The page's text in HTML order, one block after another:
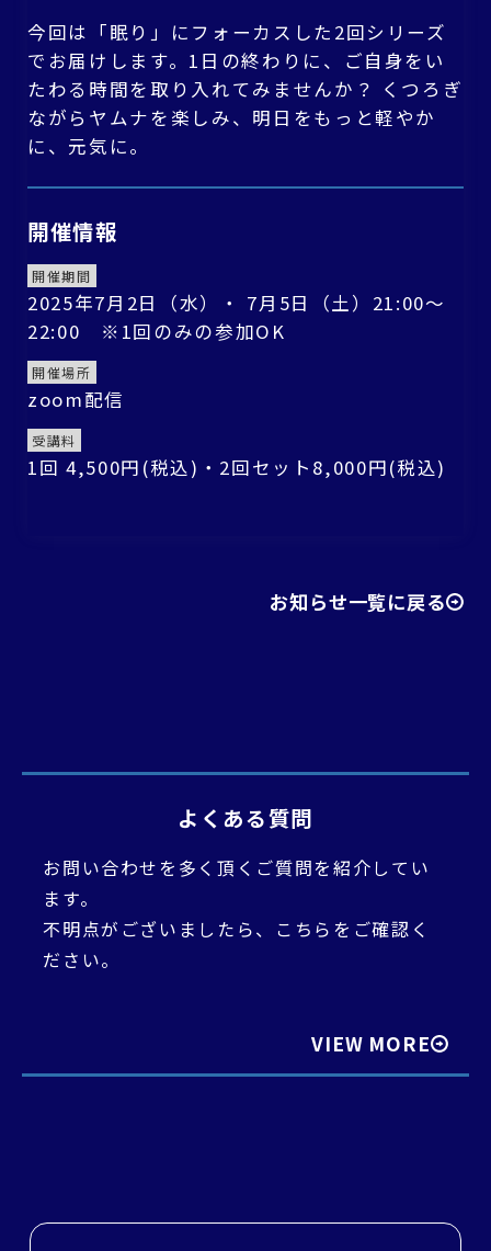
今回は「眠り」にフォーカスした2回シリーズ
でお届けします。1日の終わりに、ご自身をい
たわる時間を取り入れてみませんか？ くつろぎ
ながらヤムナを楽しみ、明日をもっと軽やか
に、元気に。
開催情報
開催期間
2025年7月2日（水）・ 7月5日（土）21:00〜
22:00 ※1回のみの参加OK
開催場所
zoom配信
受講料
1回 4,500円(税込)・2回セット8,000円(税込)
お知らせ一覧に戻る
よくある質問
お問い合わせを多く頂くご質問を紹介してい
ます。
不明点がございましたら、こちらをご確認く
ださい。
VIEW MORE